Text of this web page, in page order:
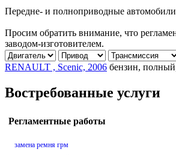
Передне- и полноприводные
Просим обратить внимание, что
заводом-изготовителем.
RENAULT , Scenic, 2006 бензин,
Востребованные услуги
Регламентные работы
замена ремня грм